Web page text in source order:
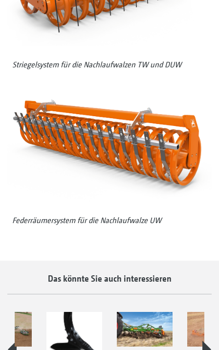
Striegelsystem für die Nachlaufwalzen TW und DUW
Federräumersystem für die Nachlaufwalze UW
Das könnte Sie auch interessieren